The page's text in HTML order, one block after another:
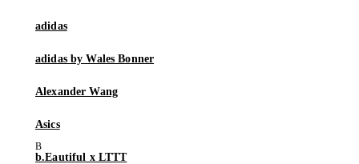
adidas
adidas by Wales Bonner
Alexander Wang
Asics
b.Eautiful x LTTT